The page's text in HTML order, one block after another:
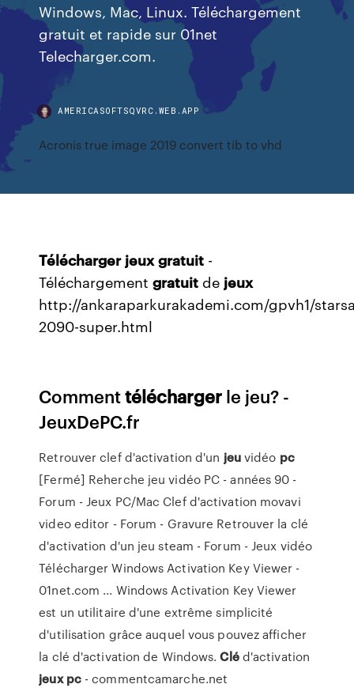
Windows, Mac, Linux. Téléchargement
gratuit et rapide sur 01net
Telecharger.com.
AMERICASOFTSQVRC.WEB.APP
Acronis true image 2019 convert tib to vhd
Télécharger jeux gratuit -
Téléchargementgratuit de jeux
http://ankaraparkurakademi.com/gpvh1/
2090-super.html
Commenttélécharger le jeu? -
JeuxDePC.fr
Retrouver clef d'activation d'un jeuvidéo pc
[Fermé] Reherche jeu vidéo PC - années 90 -
Forum - Jeux PC/Mac Clef d'activation movavi
video editor - Forum - Gravure Retrouver la clé
d'activation d'un jeu steam - Forum - Jeux vidéo
Télécharger Windows Activation Key Viewer -
01net.com ... Windows Activation Key Viewer
est un utilitaire d'une extrême simplicité
d'utilisation grâce auquel vous pouvez afficher
la clé d'activation de Windows.Cléd'activation
jeux pc- commentcamarche.net